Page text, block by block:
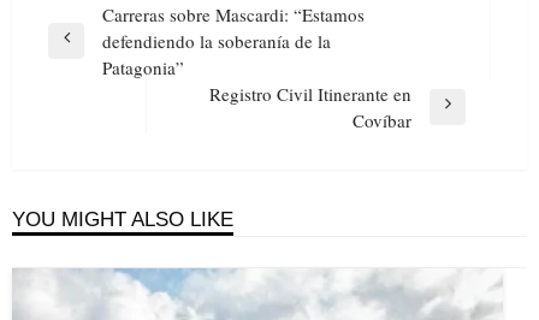
Navegación
de
entradas
Previous
Carreras sobre Mascardi: “Estamos
defendiendo la soberanía de la
Patagonia”
Registro Civil Itinerante en
Covíbar
YOU MIGHT ALSO LIKE